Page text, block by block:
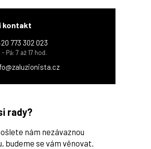
kontakt
773 302 023
- Pá: 7 až 17 hod.
rady?
nám nezávaznou
budeme se vám věnovat.